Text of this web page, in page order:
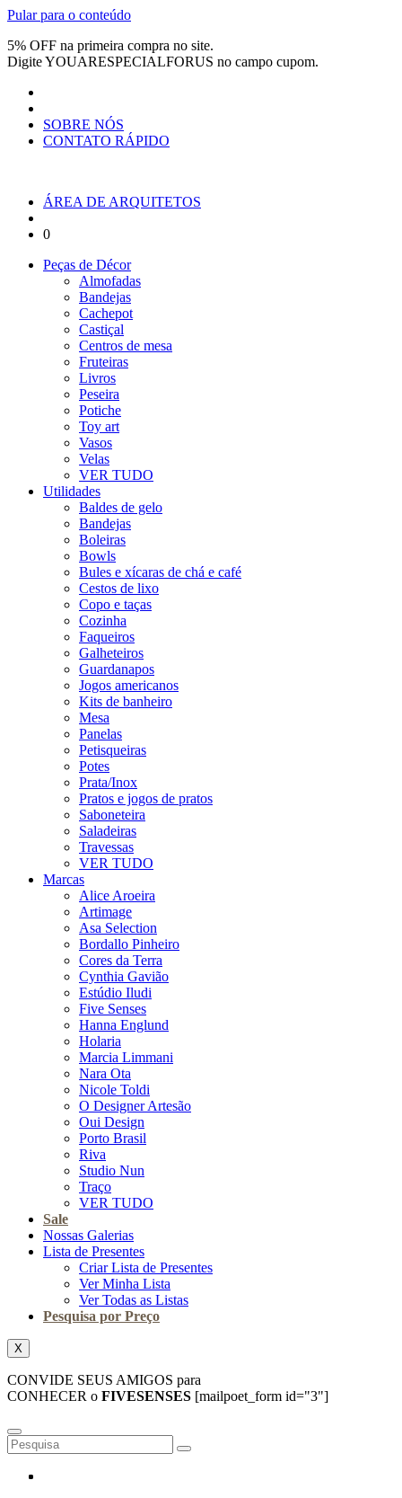
Pular para o conteúdo
5% OFF na primeira compra no site.
DigiteYOUARESPECIALFORUS no campo cupom.
SOBRE NÓS
CONTATO RÁPIDO
ÁREA DE ARQUITETOS
0
Peças de Décor
Almofadas
Bandejas
Cachepot
Castiçal
Centros de mesa
Fruteiras
Livros
Peseira
Potiche
Toy art
Vasos
Velas
VER TUDO
Utilidades
Baldes de gelo
Bandejas
Boleiras
Bowls
Bules e xícaras de chá e café
Cestos de lixo
Copo e taças
Cozinha
Faqueiros
Galheteiros
Guardanapos
Jogos americanos
Kits de banheiro
Mesa
Panelas
Petisqueiras
Potes
Prata/Inox
Pratos e jogos de pratos
Saboneteira
Saladeiras
Travessas
VER TUDO
Marcas
Alice Aroeira
Artimage
Asa Selection
Bordallo Pinheiro
Cores da Terra
Cynthia Gavião
Estúdio Iludi
Five Senses
Hanna Englund
Holaria
Marcia Limmani
Nara Ota
Nicole Toldi
O Designer Artesão
Oui Design
Porto Brasil
Riva
Studio Nun
Traço
VER TUDO
Sale
Nossas Galerias
Lista de Presentes
Criar Lista de Presentes
Ver Minha Lista
Ver Todas as Listas
Pesquisa por Preço
X
CONVIDE SEUS AMIGOS para
CONHECER o FIVESENSES [mailpoet_form id="3"]